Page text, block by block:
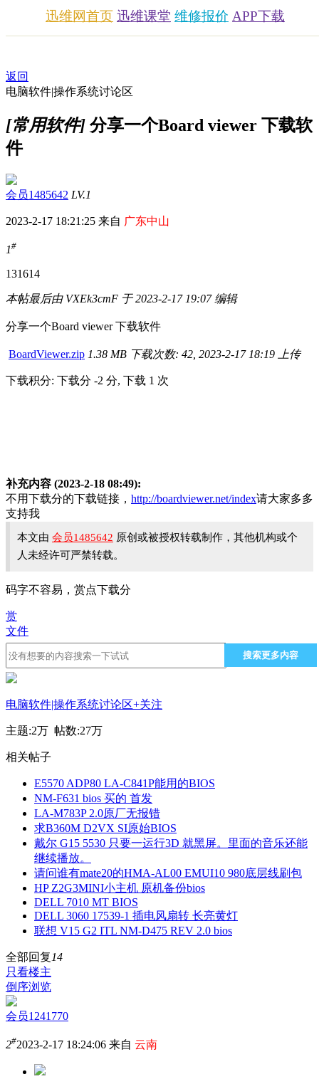
迅维网首页 迅维课堂 维修报价 APP下载
返回
电脑软件|操作系统讨论区
[常用软件] 分享一个Board viewer 下载软
件
会员1485642 LV.1
2023-2-17 18:21:25 来自 广东中山
1#
131614
本帖最后由 VXEk3cmF 于 2023-2-17 19:07 编辑
分享一个Board viewer 下载软件
BoardViewer.zip 1.38 MB 下载次数: 42, 2023-2-17 18:19 上传
下载积分: 下载分 -2 分, 下载 1 次
补充内容 (2023-2-18 08:49):
不用下载分的下载链接， http://boardviewer.net/index请大家多多
支持我
本文由 会员1485642 原创或被授权转载制作，其他机构或个
人未经许可严禁转载。
码字不容易，赏点下载分
赏
文件
搜索更多内容
电脑软件|操作系统讨论区+关注
主题:2万 帖数:27万
相关帖子
E5570 ADP80 LA-C841P能用的BIOS
NM-F631 bios 买的 首发
LA-M783P 2.0原厂无报错
求B360M D2VX SI原始BIOS
戴尔 G15 5530 只要一运行3D 就黑屏。里面的音乐还能
继续播放。
请问谁有mate20的HMA-AL00 EMUI10 980底层线刷包
HP Z2G3MINI小主机 原机备份bios
DELL 7010 MT BIOS
DELL 3060 17539-1 插电风扇转 长亮黄灯
联想 V15 G2 ITL NM-D475 REV 2.0 bios
全部回复 14
只看楼主
倒序浏览
会员1241770
2#2023-2-17 18:24:06 来自 云南